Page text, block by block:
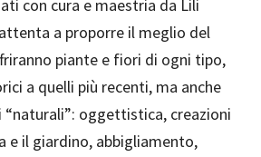
con cura e maestria da Lili
a proporre il meglio del
piante e fiori di ogni tipo,
a quelli più recenti, ma anche
oggettistica, creazioni
e il giardino, abbigliamento,